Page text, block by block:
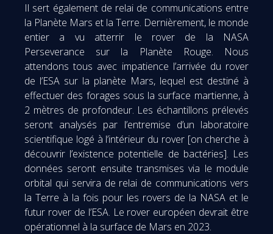
Il sert également de relai de communications entre
la Planète Mars et la Terre. Dernièrement, le monde
entier a vu atterrir le rover de la NASA
Perseverance sur la Planète Rouge. Nous
attendons tous avec impatience l’arrivée du rover
de l’ESA sur la planète Mars, lequel est destiné à
effectuer des forages sous la surface martienne, à
2 mètres de profondeur. Les échantillons prélevés
seront analysés par l’entremise d’un laboratoire
scientifique logé à l’intérieur du rover [on cherche à
découvrir l’existence potentielle de bactéries]. Les
données seront ensuite transmises via le module
orbital qui servira de relai de communications vers
la Terre à la fois pour les rovers de la NASA et le
futur rover de l’ESA. Le rover européen devrait être
opérationnel à la surface de Mars en 2023.